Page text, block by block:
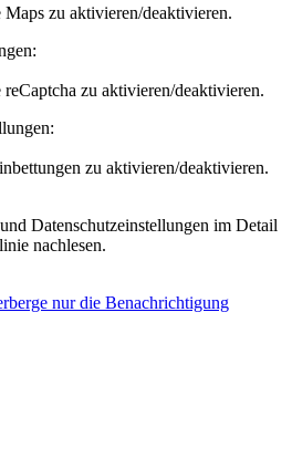
zu aktivieren/deaktivieren.
zu aktivieren/deaktivieren.
zu aktivieren/deaktivieren.
Datenschutzeinstellungen im Detail
nachlesen.
nur die Benachrichtigung